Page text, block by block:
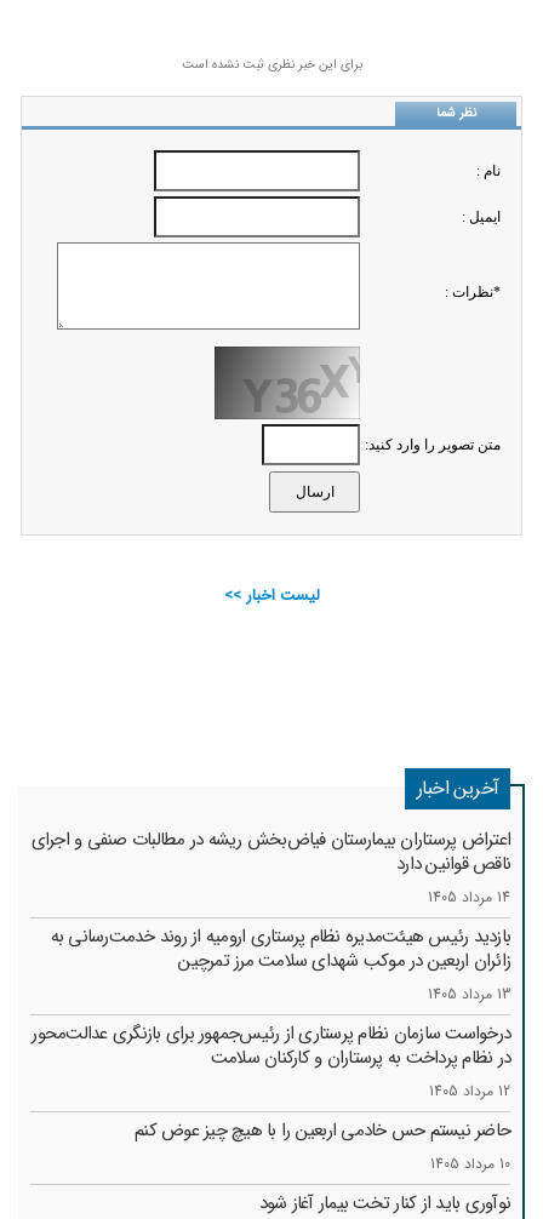
برای این خبر نظری ثبت نشده است
نظر شما
نام :
ايميل :
*نظرات :
متن تصویر را وارد کنید:
لیست اخبار >>
آخرین اخبار
اعتراض پرستاران بیمارستان فیاض‌بخش ریشه در مطالبات صنفی و اجرای
ناقص قوانین دارد
14 مرداد 1405
بازدید رئیس هیئت‌مدیره نظام پرستاری ارومیه از روند خدمت‌رسانی به
زائران اربعین در موکب شهدای سلامت مرز تمرچین
13 مرداد 1405
درخواست سازمان نظام پرستاری از رئیس‌جمهور برای بازنگری عدالت‌محور
در نظام پرداخت به پرستاران و کارکنان سلامت
12 مرداد 1405
حاضر نیستم حس خادمی اربعین را با هیچ چیز عوض کنم
10 مرداد 1405
نوآوری باید از کنار تخت بیمار آغاز شود